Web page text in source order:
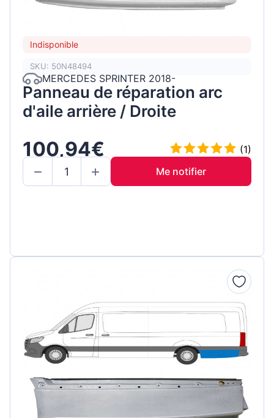
Indisponible
SKU: 50N48494
MERCEDES SPRINTER 2018-
Panneau de réparation arc
d'aile arrière / Droite
100,94€
(1)
Me notifier